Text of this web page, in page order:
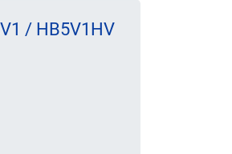
/ HB5V1HV